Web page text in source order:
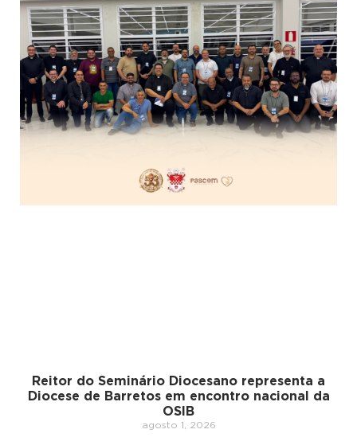
Reitor do Seminário Diocesano representa a
Diocese de Barretos em encontro nacional da
OSIB
agosto 1, 2026